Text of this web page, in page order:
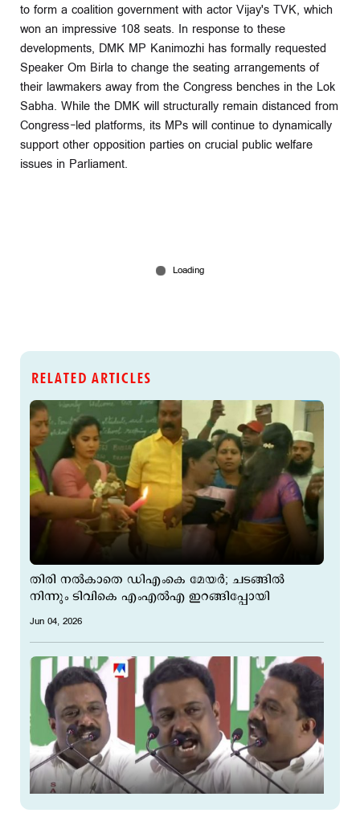
to form a coalition government with actor Vijay's TVK, which
won an impressive 108 seats. In response to these
developments, DMK MP Kanimozhi has formally requested
Speaker Om Birla to change the seating arrangements of
their lawmakers away from the Congress benches in the Lok
Sabha. While the DMK will structurally remain distanced from
Congress-led platforms, its MPs will continue to dynamically
support other opposition parties on crucial public welfare
issues in Parliament.
RELATED ARTICLES
തിരി നല്‍കാതെ ഡിഎംകെ മേയര്‍; ചടങ്ങില്‍
നിന്നും ടിവികെ എംഎല്‍എ ഇറങ്ങിപ്പോയി
Jun 04, 2026